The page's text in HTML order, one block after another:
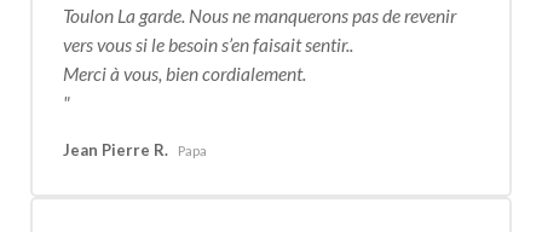
Toulon La garde. Nous ne manquerons pas de revenir
vers vous si le besoin s’en faisait sentir..
Merci à vous, bien cordialement.
Jean Pierre R. Papa